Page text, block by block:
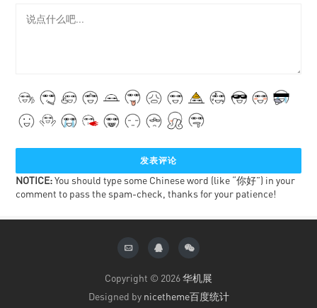
NOTICE:You should type some Chinese word (like “你好”) in your
comment to pass the spam-check, thanks for your patience!
Copyright © 2026华机展
Designed by nicetheme百度统计